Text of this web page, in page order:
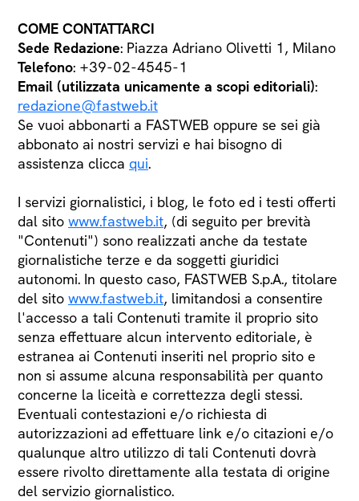
COME CONTATTARCI
Sede Redazione: Piazza Adriano Olivetti 1, Milano
Telefono: +39-02-4545-1
Email (utilizzata unicamente a scopi editoriali):
redazione@fastweb.it
Se vuoi abbonarti a FASTWEB oppure se sei già
abbonato ai nostri servizi e hai bisogno di
assistenza clicca qui.
I servizi giornalistici, i blog, le foto ed i testi offerti
dal sito www.fastweb.it, (di seguito per brevità
"Contenuti") sono realizzati anche da testate
giornalistiche terze e da soggetti giuridici
autonomi. In questo caso, FASTWEB S.p.A., titolare
del sito www.fastweb.it, limitandosi a consentire
l'accesso a tali Contenuti tramite il proprio sito
senza effettuare alcun intervento editoriale, è
estranea ai Contenuti inseriti nel proprio sito e
non si assume alcuna responsabilità per quanto
concerne la liceità e correttezza degli stessi.
Eventuali contestazioni e/o richiesta di
autorizzazioni ad effettuare link e/o citazioni e/o
qualunque altro utilizzo di tali Contenuti dovrà
essere rivolto direttamente alla testata di origine
del servizio giornalistico.